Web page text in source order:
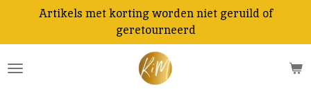
naar
de
Artikels met korting worden niet geruild of
geretourneerd